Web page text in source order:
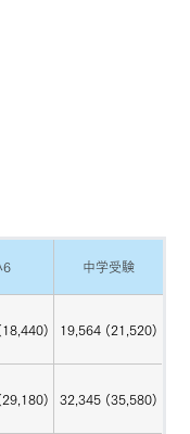
6 中学受験
19,564 (21,520)
32,345 (35,580)